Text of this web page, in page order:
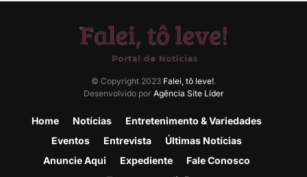
© Copyright 2023 Falei, tô leve!.
Desenvolvido por Agência Site Líder
Home Notícias
Entretenimento & Variedades
Eventos
Entrevista
Últimas Notícias
Anuncie Aqui
Expediente
Fale Conosco